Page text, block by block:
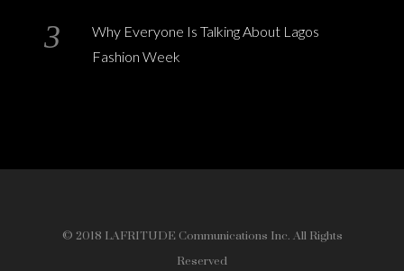
Why Everyone Is Talking About Lagos
Fashion Week
© 2018 LAFRITUDE Communications Inc. All Rights
Reserved